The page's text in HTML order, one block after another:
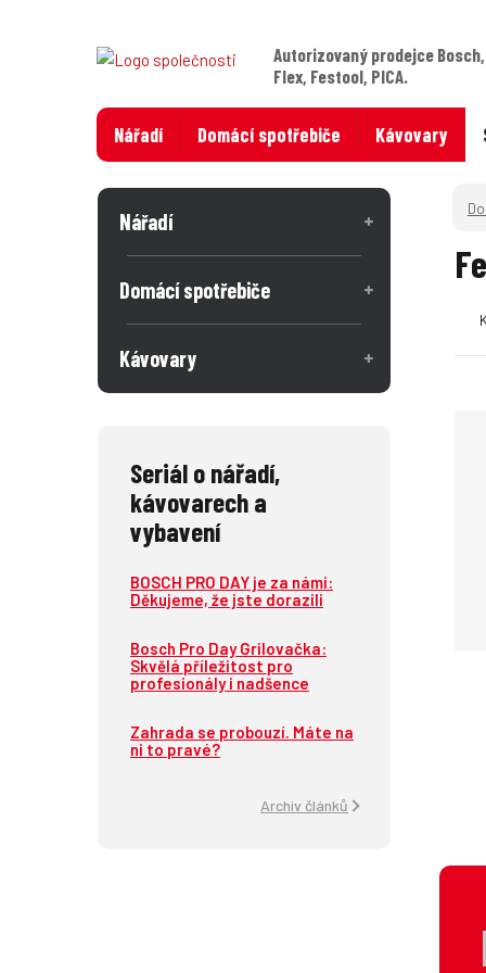
Autorizovaný prodejce Bosch,
Flex, Festool, PICA.
Nářadí Domácí spotřebiče Kávovary
Nářadí
Domácí spotřebiče
Kávovary
Seriál o nářadí,
kávovarech a
vybavení
BOSCH PRO DAY je za námi:
Děkujeme, že jste dorazili
Bosch Pro Day Grilovačka:
Skvělá příležitost pro
profesionály i nadšence
Zahrada se probouzí. Máte na
ni to pravé?
Archiv článků